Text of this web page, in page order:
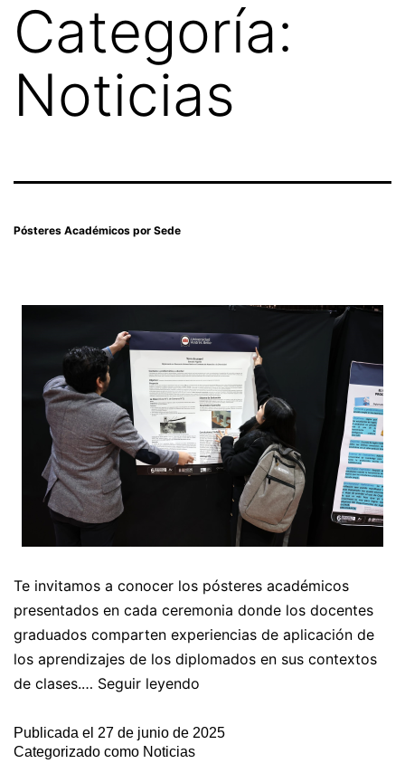
Categoría:
Noticias
Pósteres Académicos por Sede
Te invitamos a conocer los pósteres académicos
presentados en cada ceremonia donde los docentes
graduados comparten experiencias de aplicación de
los aprendizajes de los diplomados en sus contextos
de clases.… Seguir leyendo
Publicada el 27 de junio de 2025
Categorizado como Noticias